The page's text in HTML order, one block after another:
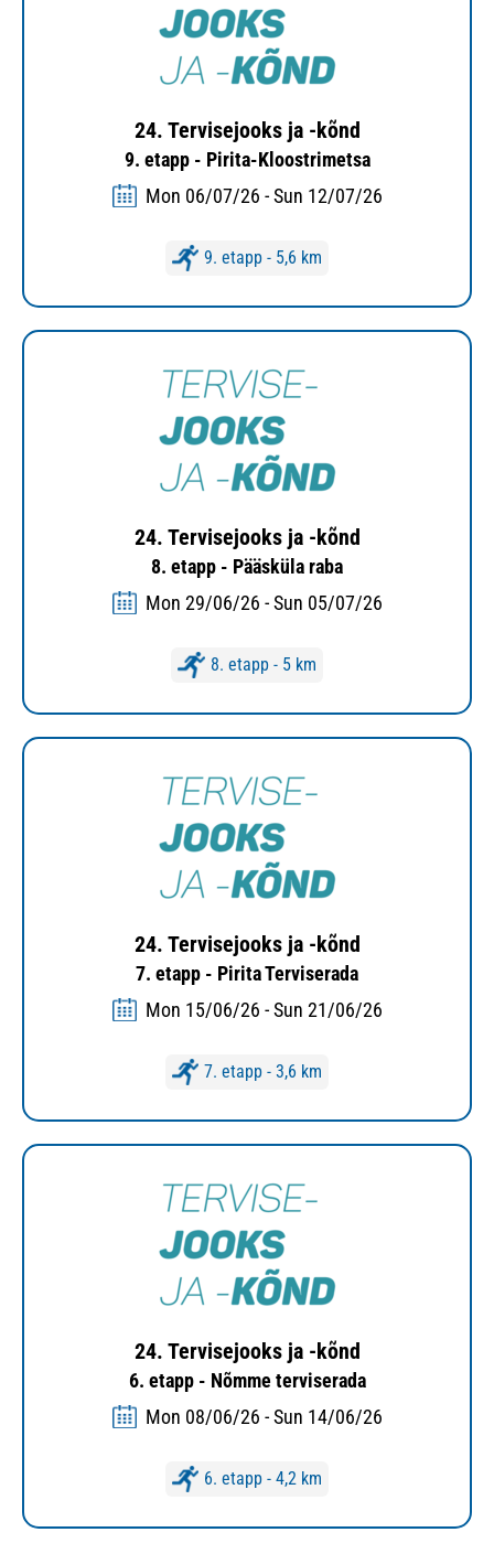
24. Tervisejooks ja -kõnd
9. etapp - Pirita-Kloostrimetsa
Mon 06/07/26 - Sun 12/07/26
9. etapp - 5,6 km
24. Tervisejooks ja -kõnd
8. etapp - Pääsküla raba
Mon 29/06/26 - Sun 05/07/26
8. etapp - 5 km
24. Tervisejooks ja -kõnd
7. etapp - Pirita Terviserada
Mon 15/06/26 - Sun 21/06/26
7. etapp - 3,6 km
24. Tervisejooks ja -kõnd
6. etapp - Nõmme terviserada
Mon 08/06/26 - Sun 14/06/26
6. etapp - 4,2 km